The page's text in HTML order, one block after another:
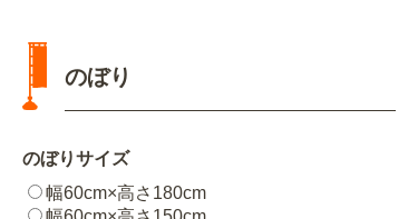
のぼり
のぼりサイズ
幅60cm×高さ180cm